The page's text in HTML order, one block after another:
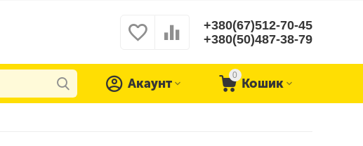
+380(67)512-70-45
+380(50)487-38-79
0
Кошик
Акаунт